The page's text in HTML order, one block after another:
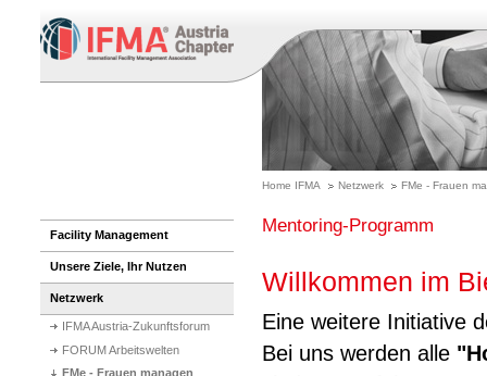
Home IFMA Netzwerk FMe - Frauen
Facility Management
Unsere Ziele, Ihr Nutzen
Netzwerk
IFMA Austria-Zukunftsforum
FORUM Arbeitswelten
FMe - Frauen managen
Mentoring-Programm
Willkommen im
Eine weitere Initiative
Bei uns werden alle